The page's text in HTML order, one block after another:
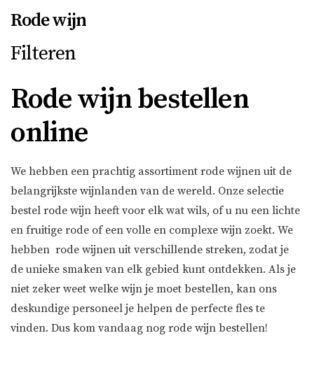
Rode wijn
Filteren
Rode wijn bestellen
online
We hebben een prachtig assortiment rode wijnen uit de
belangrijkste wijnlanden van de wereld. Onze selectie
bestel rode wijn heeft voor elk wat wils, of u nu een lichte
en fruitige rode of een volle en complexe wijn zoekt. We
hebben rode wijnen uit verschillende streken, zodat je
de unieke smaken van elk gebied kunt ontdekken. Als je
niet zeker weet welke wijn je moet bestellen, kan ons
deskundige personeel je helpen de perfecte fles te
vinden. Dus kom vandaag nog rode wijn bestellen!